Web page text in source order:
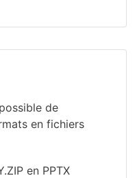
de
en fichiers
en PPTX